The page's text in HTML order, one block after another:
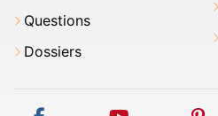
Questions
Dossiers